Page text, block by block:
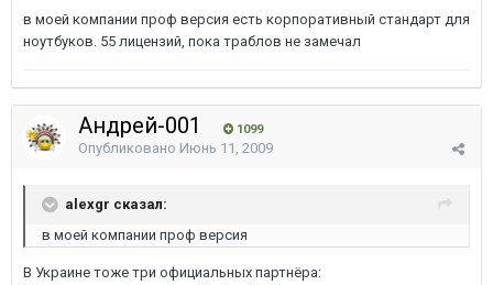
в моей компании проф версия есть корпоративный стандарт для
ноутбуков. 55 лицензий, пока траблов не замечал
Андрей-001 1099
Опубликовано Июнь 11, 2009
alexgr сказал:
в моей компании проф версия
В Украине тоже три официальных партнёра: